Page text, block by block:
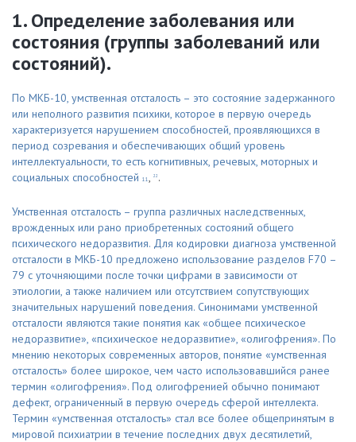
1. Определение заболевания или
состояния (группы заболеваний или
состояний).
По МКБ-10, умственная отсталость – это состояние задержанного
или неполного развития психики, которое в первую очередь
характеризуется нарушением способностей, проявляющихся в
период созревания и обеспечивающих общий уровень
интеллектуальности, то есть когнитивных, речевых, моторных и
социальных способностей 11, 22 .
Умственная отсталость – группа различных наследственных,
врожденных или рано приобретенных состояний общего
психического недоразвития. Для кодировки диагноза умственной
отсталости в МКБ-10 предложено использование разделов F70 –
79 с уточняющими после точки цифрами в зависимости от
этиологии, а также наличием или отсутствием сопутствующих
значительных нарушений поведения. Синонимами умственной
отсталости являются такие понятия как «общее психическое
недоразвитие», «психическое недоразвитие», «олигофрения». По
мнению некоторых современных авторов, понятие «умственная
отсталость» более широкое, чем часто использовавшийся ранее
термин «олигофрения». Под олигофренией обычно понимают
дефект, ограниченный в первую очередь сферой интеллекта.
Термин «умственная отсталость» стал все более общепринятым в
мировой психиатрии в течение последних двух десятилетий,